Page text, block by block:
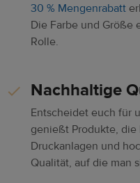
30 % Mengenrabatt
Die Farbe und Größe
Rolle.
Nachhaltige
Entscheidet euch für
genießt Produkte,
Druckanlagen und
Qualität, auf die man